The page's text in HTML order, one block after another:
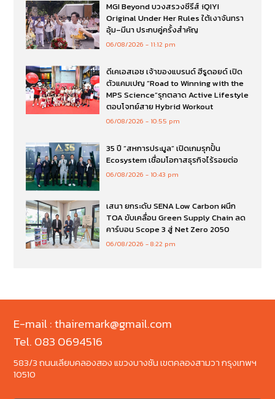
MGI Beyond บวงสรวงซีรีส์ iQIYI
Original Under Her Rules ใต้เงาจันทรา
อุ้ม–มีนา ประกบคู่ครั้งสำคัญ
06/08/2026 11:12 pm
ดีเคเอสเอช เจ้าของแบรนด์ ฮีรูดอยด์ เปิด
ตัวแคมเปญ “Road to Winning with the
MPS Science”รุกตลาด Active Lifestyle
ตอบโจทย์สาย Hybrid Workout
06/08/2026 10:55 pm
35 ปี “สหการประมูล” เปิดเกมรุกปั้น
Ecosystem เชื่อมโอกาสธุรกิจไร้รอยต่อ
06/08/2026 10:43 pm
เสนา ยกระดับ SENA Low Carbon ผนึก
TOA ขับเคลื่อน Green Supply Chain ลด
คาร์บอน Scope 3 สู่ Net Zero 2050
06/08/2026 8:22 pm
E-mail : thairemark@gmail.com
Tel. 083 0694516
583/3 ถนนเลียบคลองสอง แขวงบางชัน เขตคลองสามวา กรุงเทพฯ
10510